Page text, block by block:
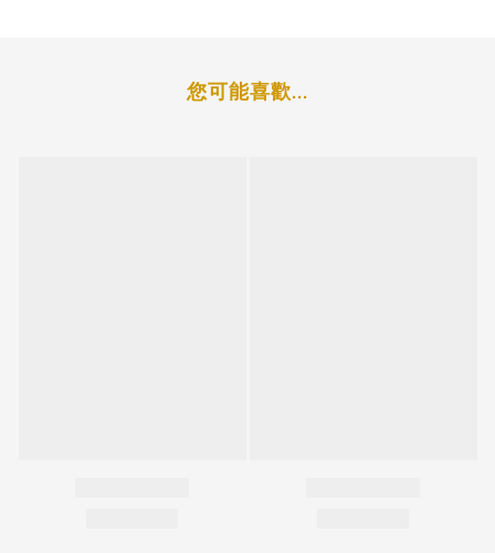
您可能喜歡...